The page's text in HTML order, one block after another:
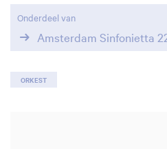
Onderdeel van
Amsterdam Sinfonietta
ORKEST